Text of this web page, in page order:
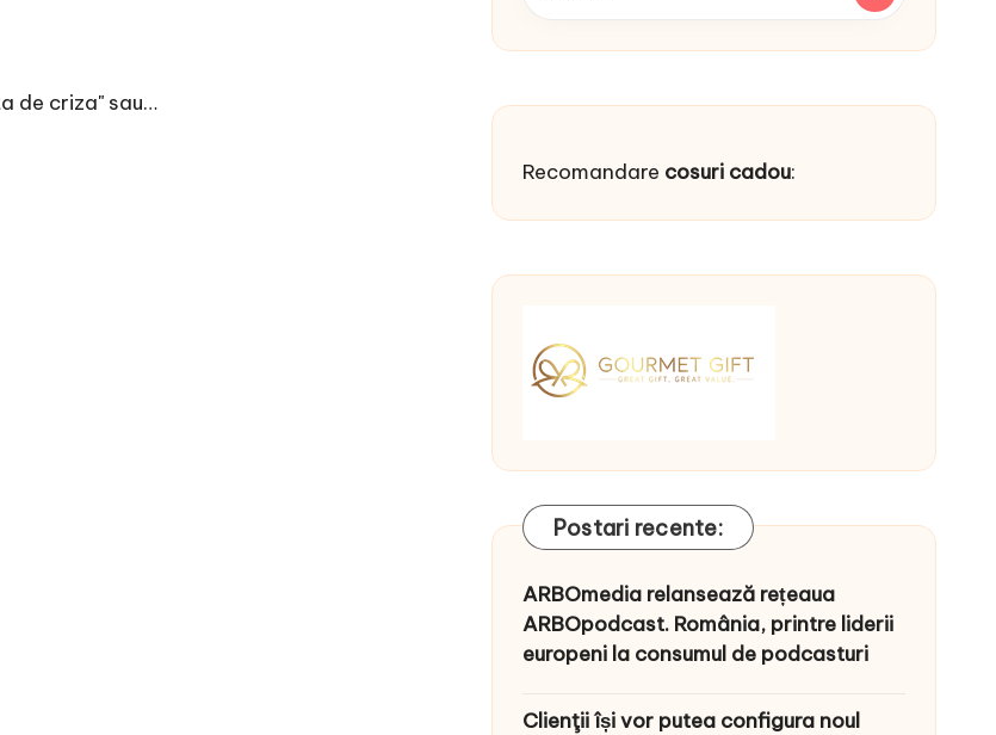
de criza" sau…
Recomandare cosuri cadou:
Postari recente:
ARBOmedia relansează rețeaua
ARBOpodcast. România, printre liderii
europeni la consumul de podcasturi
Clienţii își vor putea configura noul